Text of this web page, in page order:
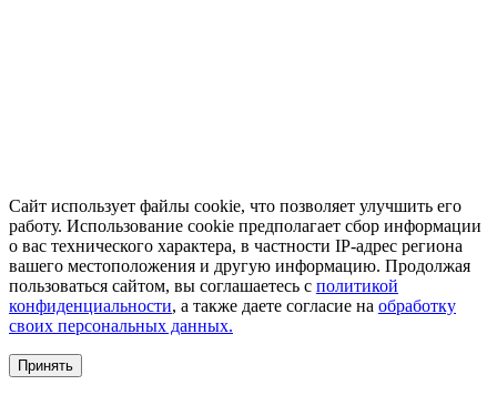
Сайт использует файлы cookie, что позволяет улучшить его
работу. Использование cookie предполагает сбор информации
о вас технического характера, в частности IP-адрес региона
вашего местоположения и другую информацию. Продолжая
пользоваться сайтом, вы соглашаетесь с политикой
конфиденциальности, а также даете согласие на обработку
своих персональных данных.
Принять